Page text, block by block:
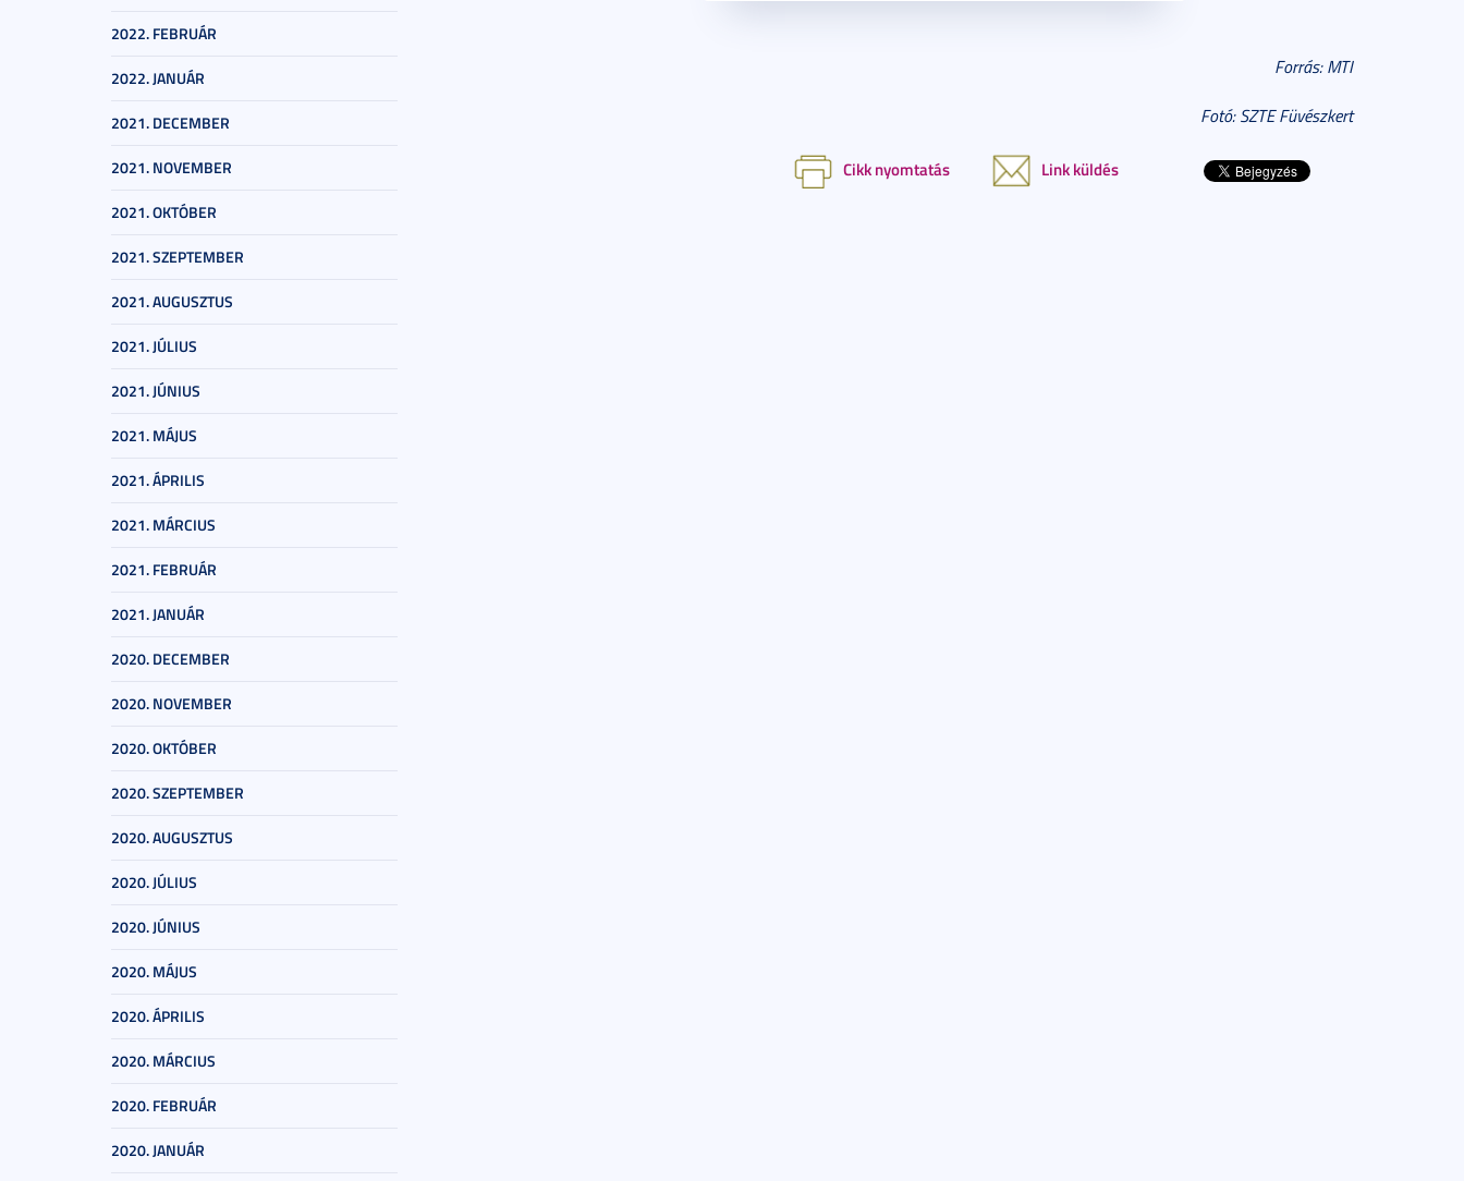
2022. FEBRUÁR
2022. JANUÁR
2021. DECEMBER
2021. NOVEMBER
2021. OKTÓBER
2021. SZEPTEMBER
2021. AUGUSZTUS
2021. JÚLIUS
2021. JÚNIUS
2021. MÁJUS
2021. ÁPRILIS
2021. MÁRCIUS
2021. FEBRUÁR
2021. JANUÁR
2020. DECEMBER
2020. NOVEMBER
2020. OKTÓBER
2020. SZEPTEMBER
2020. AUGUSZTUS
2020. JÚLIUS
2020. JÚNIUS
2020. MÁJUS
2020. ÁPRILIS
2020. MÁRCIUS
2020. FEBRUÁR
2020. JANUÁR
Forrás: MTI
Fotó: SZTE Füvészkert
Cikk nyomtatás Link küldés